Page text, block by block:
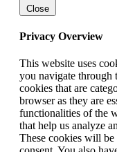
Close
Privacy Overview
This website uses
you navigate through
cookies that are
browser as they are
functionalities of the
that help us analyze
These cookies will